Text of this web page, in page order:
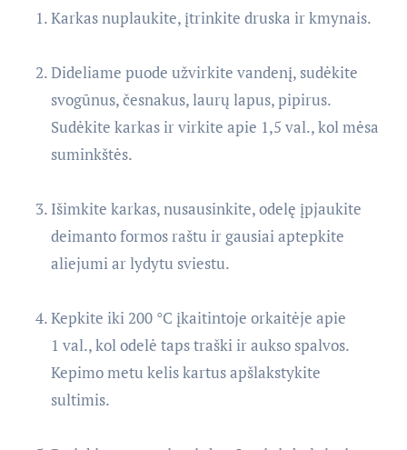
Karkas nuplaukite, įtrinkite druska ir kmynais.
Dideliame puode užvirkite vandenį, sudėkite
svogūnus, česnakus, laurų lapus, pipirus.
Sudėkite karkas ir virkite apie 1,5 val., kol mėsa
suminkštės.
Išimkite karkas, nusausinkite, odelę įpjaukite
deimanto formos raštu ir gausiai aptepkite
aliejumi ar lydytu sviestu.
Kepkite iki 200 °C įkaitintoje orkaitėje apie
1 val., kol odelė taps traški ir aukso spalvos.
Kepimo metu kelis kartus apšlakstykite
sultimis.